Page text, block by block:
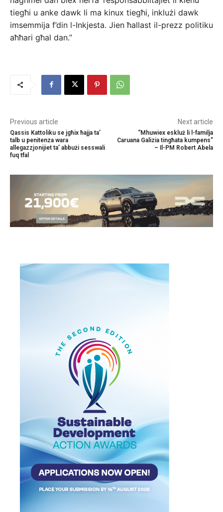
tiegħi u anke dawk li ma kinux tiegħi, inklużi dawk
imsemmija f’din l-Inkjesta. Jien ħallast il-prezz politiku
aħħari għal dan.”
Previous article
Qassis Kattoliku se jgħix ħajja ta’
talb u penitenza wara
allegazzjonijiet ta’ abbużi sesswali
fuq tfal
Next article
“Mhuwiex eskluż li l-familja
Caruana Galizia tingħata kumpens”
– Il-PM Robert Abela